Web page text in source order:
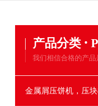
产品分类 ·
我们相信合格的产
金属屑压饼机，压